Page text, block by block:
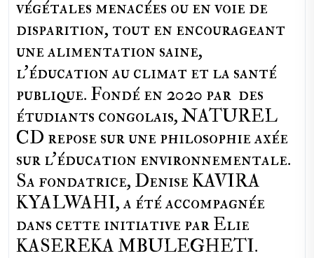
végétales menacées ou en voie de
disparition, tout en encourageant
une alimentation saine,
l'éducation au climat et la santé
publique. Fondé en 2020 par des
étudiants congolais, NATUREL
CD repose sur une philosophie axée
sur l'éducation environnementale.
Sa fondatrice, Denise KAVIRA
KYALWAHI, a été accompagnée
dans cette initiative par Elie
KASEREKA MBULEGHETI.